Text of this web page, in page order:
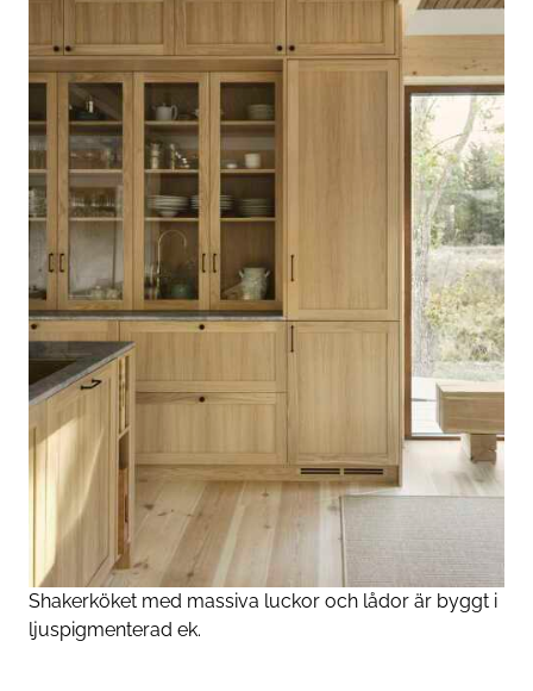
Shakerköket med massiva luckor och lådor är byggt i
ljuspigmenterad ek.